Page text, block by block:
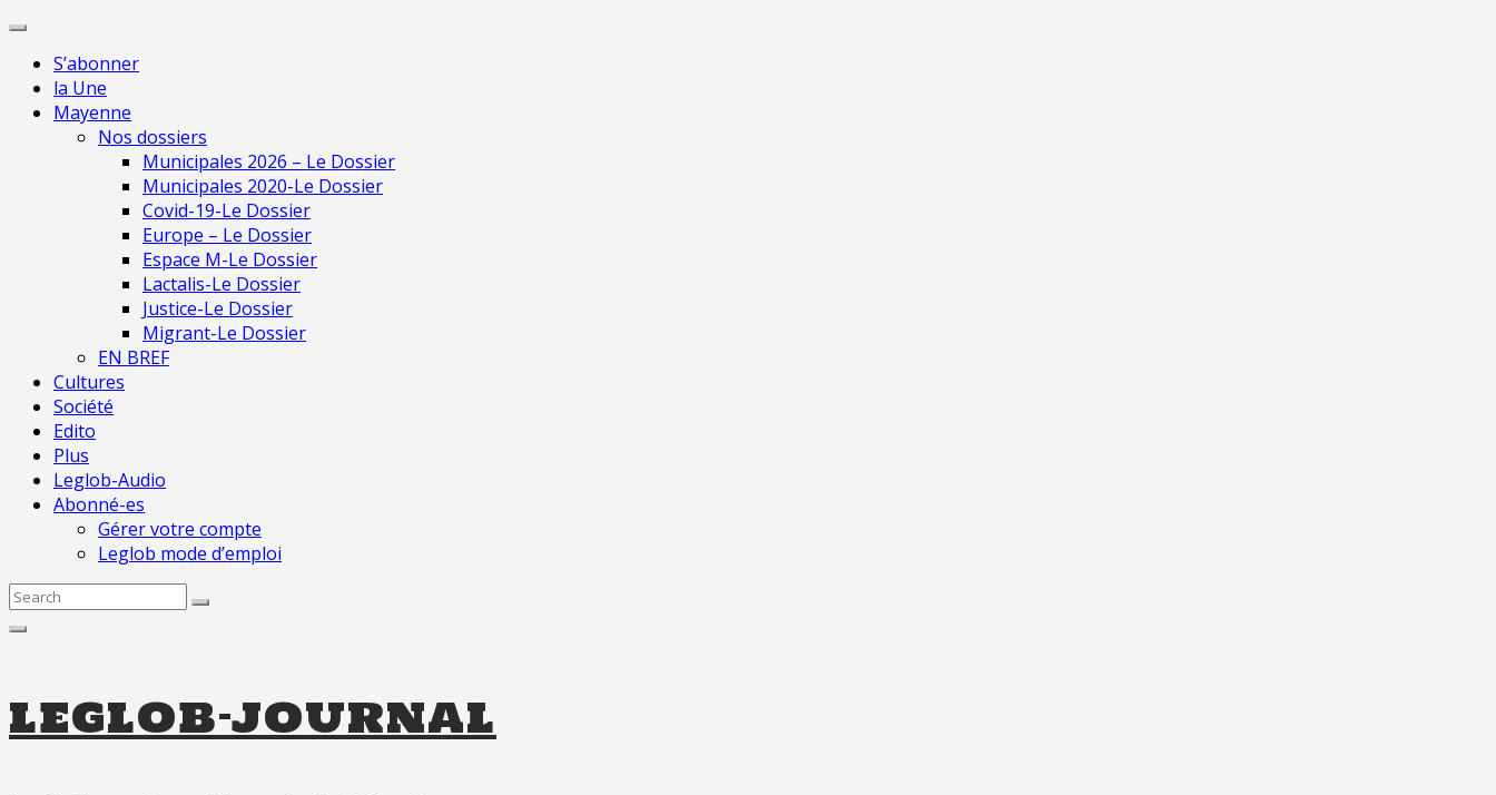
Skip
contentS’abonner
la Une
Mayenne
Nos dossiers
Municipales 2026 – Le Dossier
Municipales 2020-Le Dossier
Covid-19-Le Dossier
Europe – Le Dossier
Espace M-Le Dossier
Lactalis-Le Dossier
Justice-Le Dossier
Migrant-Le Dossier
EN BREF
Cultures
Société
Edito
Plus
Leglob-Audio
Abonné-es
Gérer votre compte
Leglob mode d’emploi
Search
leglob-journal